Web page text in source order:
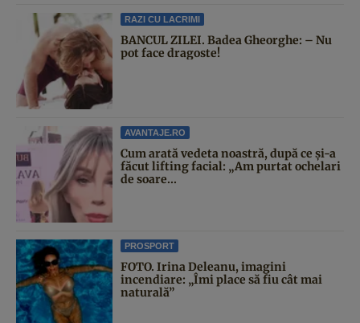
RAZI CU LACRIMI
BANCUL ZILEI. Badea Gheorghe: – Nu
pot face dragoste!
AVANTAJE.RO
Cum arată vedeta noastră, după ce și-a
făcut lifting facial: „Am purtat ochelari
de soare...
PROSPORT
FOTO. Irina Deleanu, imagini
incendiare: „Îmi place să fiu cât mai
naturală”